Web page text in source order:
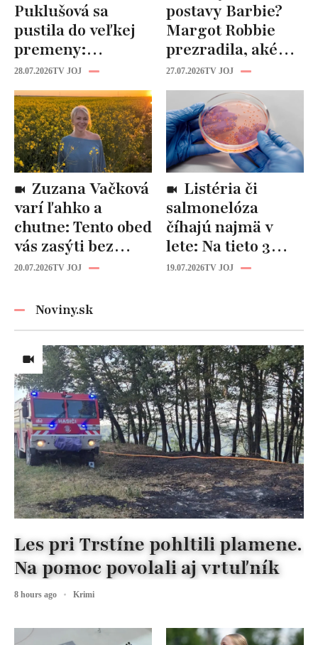
Puklušová sa
pustila do veľkej
premeny:
Odborníci však
varujú, pozor na
prísne diéty!
28.07.2026TV JOJ
postavy Barbie?
Margot Robbie
prezradila, aké
cviky jej pomohli
spevniť celé telo
27.07.2026TV JOJ
varí ľahko a
chutne: Tento obed
vás zasýti bez
zbytočných kalórií
20.07.2026TV JOJ
salmonelóza
číhajú najmä v
lete: Na tieto 3
pravidlá pri jedle
19.07.2026TV JOJ
Noviny.sk
Les pri Trstíne pohltili plamene.
Na pomoc povolali aj vrtuľník
8 hours ago Krimi